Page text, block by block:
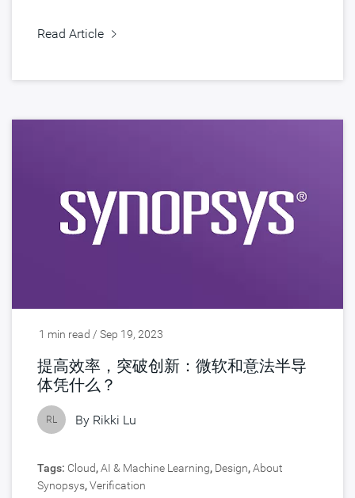
Read Article
1 min read / Sep 19, 2023
提高效率，突破创新：微软和意法半导
体凭什么？
RL By Rikki Lu
Tags: Cloud,AI & Machine Learning, Design,About
Synopsys,Verification